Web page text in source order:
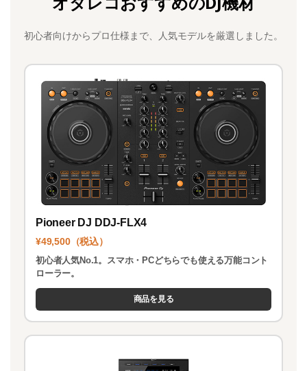
b
o
o
k
o
d
o
n
l
初心者向けからプロ仕様まで、人気モデルを厳選しました。
Pioneer DJ DDJ-FLX4
¥49,500（税込）
初心者人気No.1。スマホ・PCどちらでも使える万能コント
ローラー。
商品を見る